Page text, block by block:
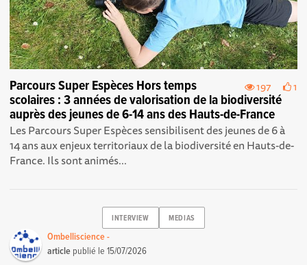
197 1
Parcours Super Espèces Hors temps
scolaires : 3 années de valorisation de la biodiversité
auprès des jeunes de 6-14 ans des Hauts-de-France
Les Parcours Super Espèces sensibilisent des jeunes de 6 à
14 ans aux enjeux territoriaux de la biodiversité en Hauts-de-
France. Ils sont animés...
INTERVIEW MEDIAS
Ombelliscience -
article publié le15/07/2026